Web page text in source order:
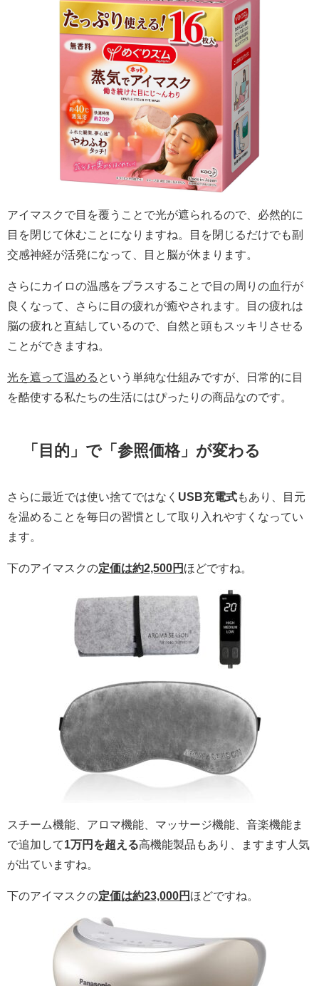
アイマスクで目を覆うことで光が遮られるので、必然的に
目を閉じて休むことになりますね。目を閉じるだけでも副
交感神経が活発になって、目と脳が休まります。
さらにカイロの温感をプラスすることで目の周りの血行が
良くなって、さらに目の疲れが癒やされます。目の疲れは
脳の疲れと直結しているので、自然と頭もスッキリさせる
ことができますね。
光を遮って温める という単純な仕組みですが、日常的に目
を酷使する私たちの生活にはぴったりの商品なのです。
「目的」で「参照価格」が変わる
さらに最近では使い捨てではなく USB充電式もあり、目元
を温めることを毎日の習慣として取り入れやすくなってい
ます。
下のアイマスクの定価は約2,500円 ほどですね。
スチーム機能、アロマ機能、マッサージ機能、音楽機能ま
で追加して1万円を超える高機能製品もあり、ますます人気
が出ていますね。
下のアイマスクの定価は約23,000円 ほどですね。